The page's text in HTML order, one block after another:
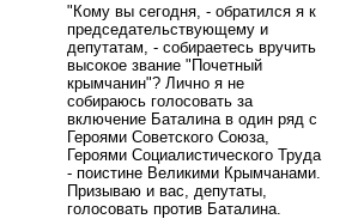
"Кому вы сегодня, - обратился я к
председательствующему и
депутатам, - собираетесь вручить
высокое звание "Почетный
крымчанин"? Лично я не
собираюсь голосовать за
включение Баталина в один ряд с
Героями Советского Союза,
Героями Социалистического Труда
- поистине Великими Крымчанами.
Призываю и вас, депутаты,
голосовать против Баталина.